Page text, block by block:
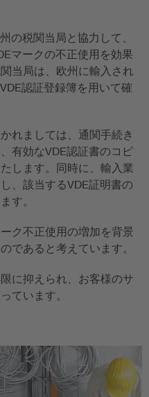
の税関当局と協力して、
マークの不正使用を効果
当局は、欧州に輸入され
認証登録簿を用いて確
れましては、通関手続き
有効なVDE認証書のコピ
します。同時に、輸入業
、該当するVDE証明書の
す。
ク不正使用の増加を背景
であると考えています。
に抑えられ、お客様のサ
ています。